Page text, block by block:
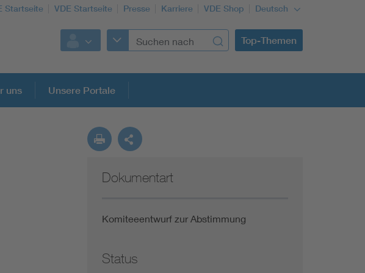
Startseite VDE Startseite Presse Karriere VDE Shop Deutsch
Top-Themen
der Normung
Funktionale Sicherheit schützt den Menschen
Gleichstromanwendungen im Wachstum
uns Unsere Portale
Dokumentart
Komiteeentwurf zur Abstimmung
Status